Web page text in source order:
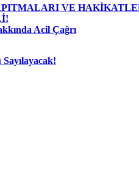
VE
Acil Çağrı